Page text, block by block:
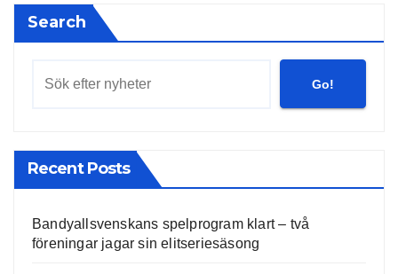
Search
Go!
Recent Posts
Bandyallsvenskans spelprogram klart – två
föreningar jagar sin elitseriesäsong